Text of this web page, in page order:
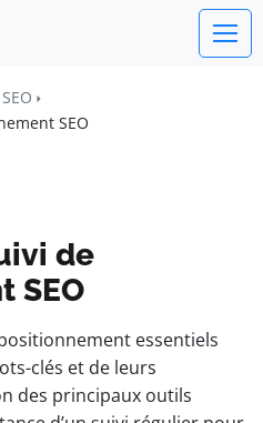
SEO
de
SEO
essentiels
clés et de leurs
des principaux outils